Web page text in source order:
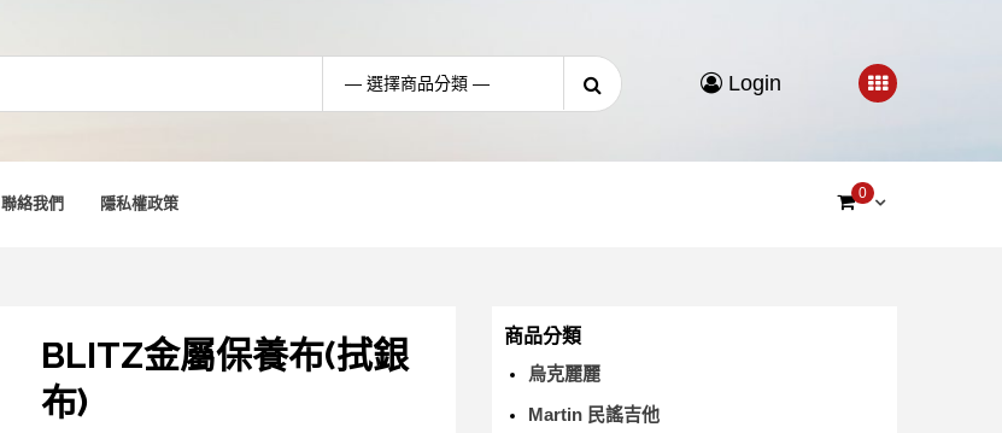
Login
聯絡我們 隱私權政策
0
BLITZ金屬保養布(拭銀
布)
商品分類
烏克麗麗
Martin 民謠吉他